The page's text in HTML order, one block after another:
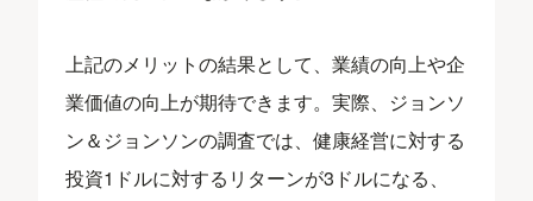
上記のメリットの結果として、業績の向上や企
業価値の向上が期待できます。実際、ジョンソ
ン＆ジョンソンの調査では、健康経営に対する
投資1ドルに対するリターンが3ドルになる、